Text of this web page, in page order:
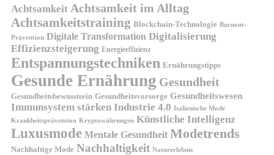
Achtsamkeit Achtsamkeit im Alltag
Achtsamkeitstraining Blockchain-Technologie Burnout-
Prävention Digitale Transformation Digitalisierung
Effizienzsteigerung Energieeffizienz
Entspannungstechniken Ernährungstipps
Gesunde Ernährung Gesundheit
Gesundheitsbewusstsein Gesundheitsvorsorge Gesundheitswesen
Immunsystem stärken Industrie 4.0 Italienische Mode
Krankheitsprävention Kryptowährungen Künstliche Intelligenz
Luxusmode Mentale Gesundheit Modetrends
Nachhaltige Mode Nachhaltigkeit Naturerlebnis